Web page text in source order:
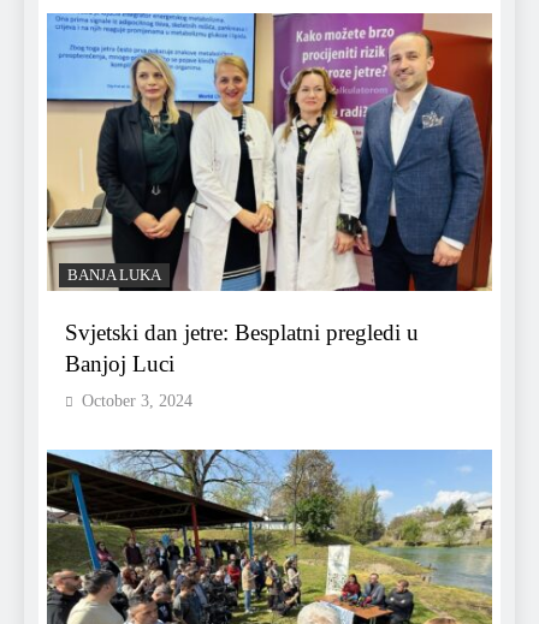
BANJA LUKA
Svjetski dan jetre: Besplatni pregledi u
Banjoj Luci
October 3, 2024